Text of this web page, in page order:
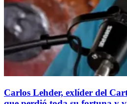
Carlos Lehder, exlíder del